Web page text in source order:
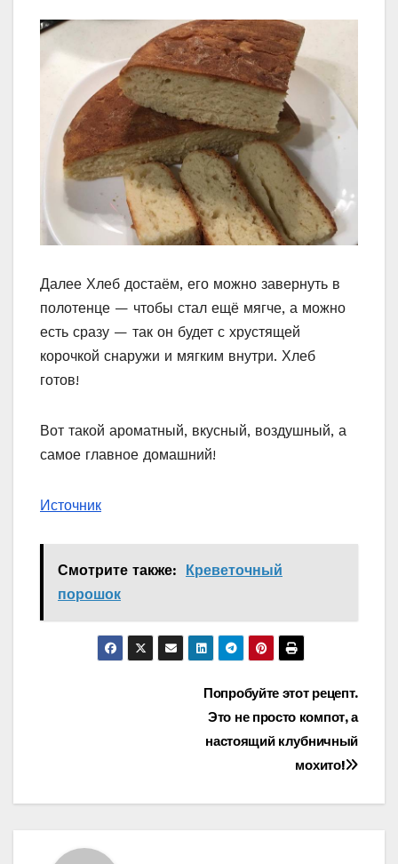
Далее Хлеб достаём, его можно завернуть в
полотенце — чтобы стал ещё мягче, а можно
есть сразу — так он будет с хрустящей
корочкой снаружи и мягким внутри. Хлеб
готов!
Вот такой ароматный, вкусный, воздушный, а
самое главное домашний!
Источник
Смотрите также:
Креветочный
порошок
Попробуйте этот рецепт.
Это не просто компот, а
настоящий клубничный
мохито!